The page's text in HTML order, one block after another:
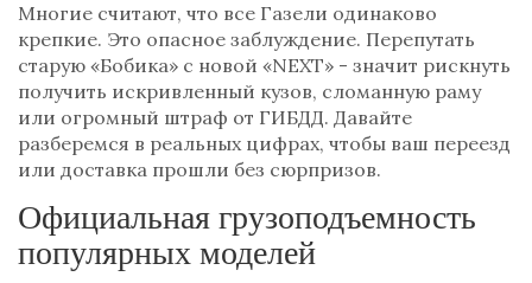
Многие считают, что все Газели одинаково
крепкие. Это опасное заблуждение. Перепутать
старую «Бобика» с новой «NEXT» - значит рискнуть
получить искривленный кузов, сломанную раму
или огромный штраф от ГИБДД. Давайте
разберемся в реальных цифрах, чтобы ваш переезд
или доставка прошли без сюрпризов.
Официальная грузоподъемность
популярных моделей